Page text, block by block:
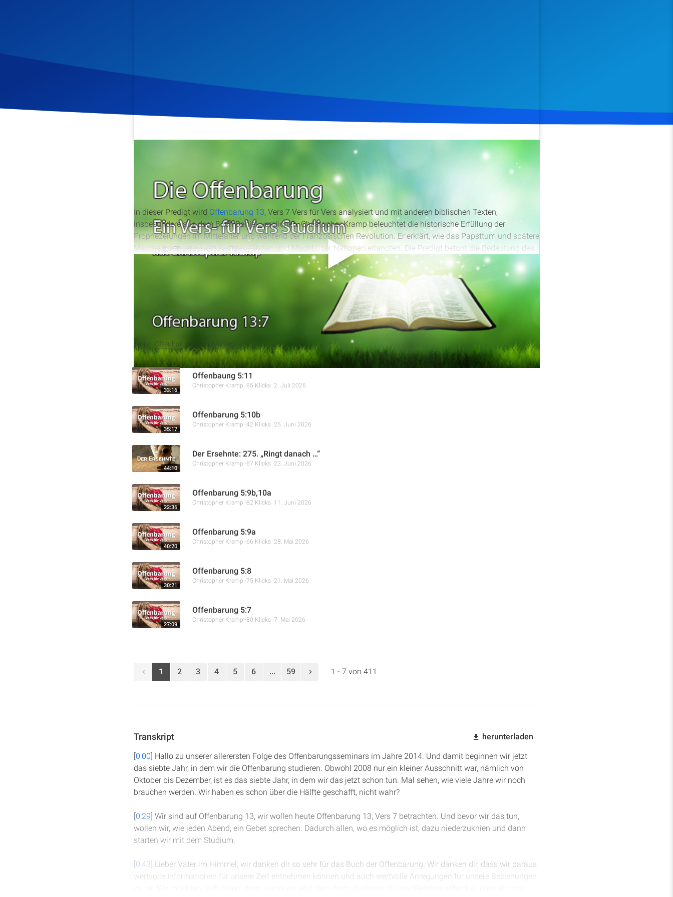
10. Januar 2014 Teilen
In dieser Predigt wird Offenbarung 13, Vers 7 Vers für Vers analysiert und mit anderen biblischen Texten,
insbesondere aus dem Buch Daniel, verglichen. Christopher Kramp beleuchtet die historische Erfüllung der
Prophezeiungen im Mittelalter und während der Französischen Revolution. Er erklärt, wie das Papsttum und spätere
Mächte Krieg gegen die Heiligen führten und Macht über Nationen erlangten. Die Predigt betont die Bedeutung des
Gesetzes Gottes als zentralen Punkt des Konflikts und zeigt die Parallelen und Gegensätze zwischen dem Wirken
alles anzeigen
Weitere Aufnahmen
Serie: Offenbarung Vers für Vers
33:16
Offenbaung 5:11
Christopher Kramp 85 Klicks 2. Juli 2026
35:17
Offenbarung 5:10b
Christopher Kramp 42 Klicks 25. Juni 2026
44:10
Der Ersehnte: 275. „Ringt danach …“
Christopher Kramp 67 Klicks 23. Juni 2026
22:36
Offenbarung 5:9b,10a
Christopher Kramp 82 Klicks 11. Juni 2026
40:20
Offenbarung 5:9a
Christopher Kramp 66 Klicks 28. Mai 2026
30:21
Offenbarung 5:8
Christopher Kramp 75 Klicks 21. Mai 2026
27:09
Offenbarung 5:7
Christopher Kramp 80 Klicks 7. Mai 2026
1 2 3 4 5 6 ... 59 1 - 7 von 411
Transkript herunterladen
[0:00] Hallo zu unserer allerersten Folge des Offenbarungsseminars im Jahre 2014. Und damit beginnen wir jetzt
das siebte Jahr, in dem wir die Offenbarung studieren. Obwohl 2008 nur ein kleiner Ausschnitt war, nämlich von
Oktober bis Dezember, ist es das siebte Jahr, in dem wir das jetzt schon tun. Mal sehen, wie viele Jahre wir noch
brauchen werden. Wir haben es schon über die Hälfte geschafft, nicht wahr?
[0:29] Wir sind auf Offenbarung 13, wir wollen heute Offenbarung 13, Vers 7 betrachten. Und bevor wir das tun,
wollen wir, wie jeden Abend, ein Gebet sprechen. Dadurch allen, wo es möglich ist, dazu niederzuknien und dann
starten wir mit dem Studium.
[0:43] Lieber Vater im Himmel, wir danken dir so sehr für das Buch der Offenbarung. Wir danken dir, dass wir daraus
wertvolle Informationen für unsere Zeit entnehmen können und auch wertvolle Anregungen für unsere Beziehungen